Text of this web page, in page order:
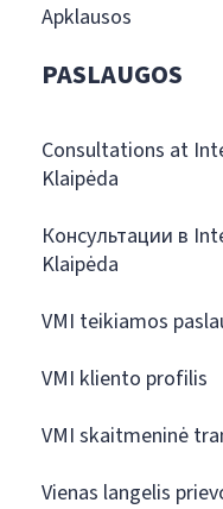
Apklausos
PASLAUGOS
Consultations at
Klaipėda
Консультации в
Klaipėda
VMI teikiamos
VMI kliento profilis
VMI skaitmeninė
Vienas langelis